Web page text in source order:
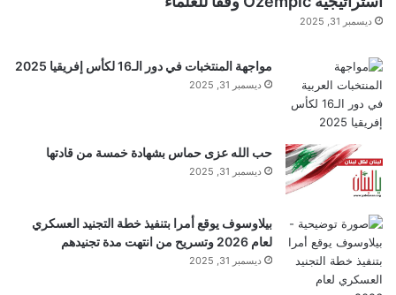
وجاء في مرسوم منشور على موقع الرئاسة “طوال مدة
خطة استخدام الأسلحة الأوكرانية”.
ديسمبر 31, 2025
مواجهة المنتخبات في دور الـ16 لكأس إفريقيا 2025
ديسمبر 31, 2025
حب الله عزى حماس بشهادة خمسة من قادتها
ديسمبر 31, 2025
بيلاوسوف يوقع أمرا بتنفيذ خطة التجنيد العسكري
لعام 2026 وتسريح من انتهت مدة تجنيدهم
ديسمبر 31, 2025